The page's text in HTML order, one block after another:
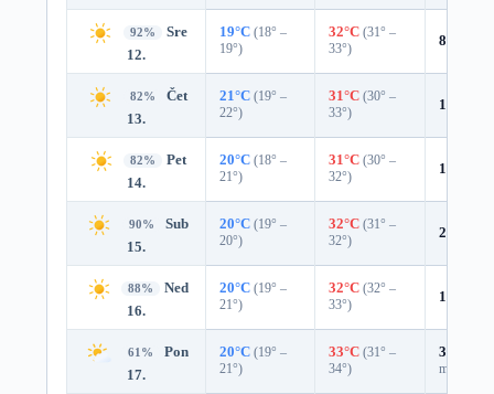
92%
Sre
12.
19°C (18° –
19°)
32°C (31° –
33°)
8%
82%
Čet
13.
21°C (19° –
22°)
31°C (30° –
33°)
14%
82%
Pet
14.
20°C (18° –
21°)
31°C (30° –
32°)
10%
90%
Sub
15.
20°C (19° –
20°)
32°C (31° –
32°)
2%
88%
Ned
16.
20°C (19° –
21°)
32°C (32° –
33°)
12%
61%
Pon
17.
20°C (19° –
21°)
33°C (31° –
34°)
31%
mm)